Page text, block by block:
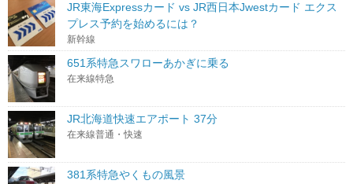
JR東海Expressカード vs JR西日本Jwestカード エクス
プレス予約を始めるには？
新幹線
651系特急スワローあかぎに乗る
在来線特急
JR北海道快速エアポート 37分
在来線普通・快速
381系特急やくもの風景